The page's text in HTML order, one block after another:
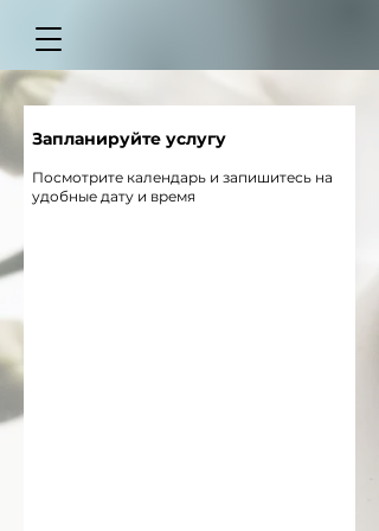
Запланируйте услугу
Посмотрите календарь и запишитесь на
удобные дату и время